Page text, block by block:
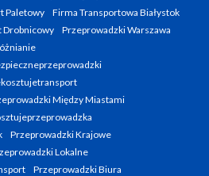
Paletowy
Firma Transportowa Białystok
Drobnicowy
Przeprowadzki Warszawa
Między Miastami
Przeprowadzki Krajowe
Lokalne
Przeprowadzki Biura